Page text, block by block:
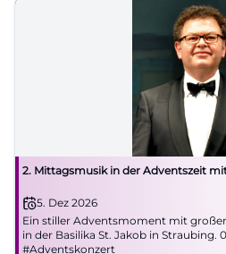
2. Mittagsmusik in der Adventszeit
5. Dez 2026
Ein stiller Adventsmoment mit
in der Basilika St. Jakob in Straubing.
#Adventskonzert